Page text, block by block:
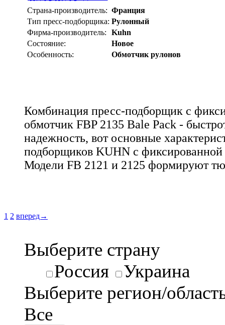
Страна-производитель: Франция
Тип пресс-подборщика: Рулонный
Фирма-производитель:
Kuhn
Состояние:
Новое
Особенность:
Обмотчик рулонов
Комбинация пресс-подборщик с
обмотчик FBP 2135 Bale Pack -
надежность, вот основные
подборщиков KUHN с
Модели FB 2121 и 2125 формируют
1 2 вперед→
Выберите страну
Россия
Украина
Выберите регион/
Все